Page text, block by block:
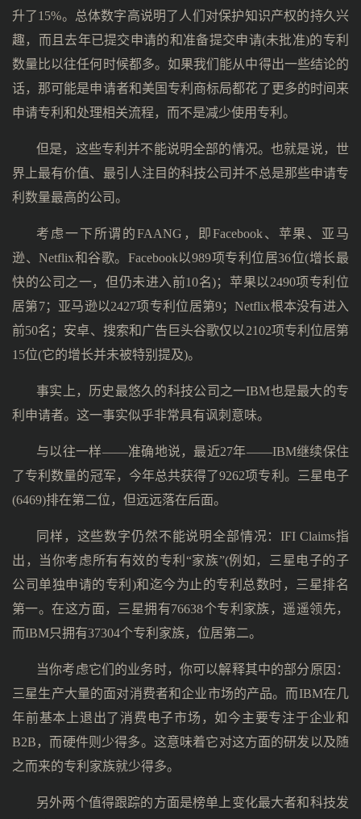
升了15%。总体数字高说明了人们对保护知识产权的持久兴
趣，而且去年已提交申请的和准备提交申请(未批准)的专利
数量比以往任何时候都多。如果我们能从中得出一些结论的
话，那可能是申请者和美国专利商标局都花了更多的时间来
申请专利和处理相关流程，而不是减少使用专利。
但是，这些专利并不能说明全部的情况。也就是说，世
界上最有价值、最引人注目的科技公司并不总是那些申请专
利数量最高的公司。
考虑一下所谓的FAANG，即Facebook、苹果、亚马
逊、Netflix和谷歌。Facebook以989项专利位居36位(增长最
快的公司之一，但仍未进入前10名)；苹果以2490项专利位
居第7；亚马逊以2427项专利位居第9；Netflix根本没有进入
前50名；安卓、搜索和广告巨头谷歌仅以2102项专利位居第
15位(它的增长并未被特别提及)。
事实上，历史最悠久的科技公司之一IBM也是最大的专
利申请者。这一事实似乎非常具有讽刺意味。
与以往一样——准确地说，最近27年——IBM继续保住
了专利数量的冠军，今年总共获得了9262项专利。三星电子
(6469)排在第二位，但远远落在后面。
同样，这些数字仍然不能说明全部情况：IFI Claims指
出，当你考虑所有有效的专利“家族”(例如，三星电子的子
公司单独申请的专利)和迄今为止的专利总数时，三星排名
第一。在这方面，三星拥有76638个专利家族，遥遥领先，
而IBM只拥有37304个专利家族，位居第二。
当你考虑它们的业务时，你可以解释其中的部分原因：
三星生产大量的面对消费者和企业市场的产品。而IBM在几
年前基本上退出了消费电子市场，如今主要专注于企业和
B2B，而硬件则少得多。这意味着它对这方面的研发以及随
之而来的专利家族就少得多。
另外两个值得跟踪的方面是榜单上变化最大者和科技发